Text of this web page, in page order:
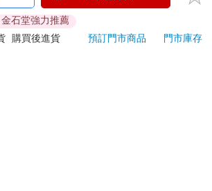
聽從指示，以免受騙上當！
於試用期，退回商品須為全新狀態**
石堂強力推薦
購買後進貨 預訂門市商品
門市庫存